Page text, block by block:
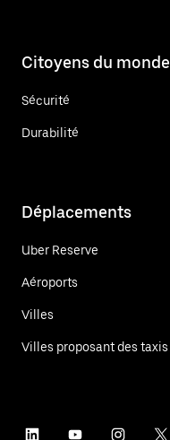
Citoyens du monde
Sécurité
Durabilité
Déplacements
Uber Reserve
Aéroports
Villes
Villes proposant des taxis